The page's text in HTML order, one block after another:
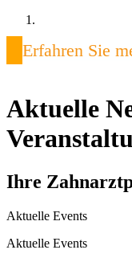
Erfahren Sie
Aktuelle
Ihre
Aktuelle Events
Aktuelle Events